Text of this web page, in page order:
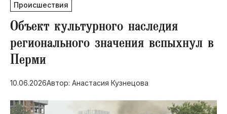
Молодежная столица РФ
СВО
Социальная поддержка
Инфраструктура
Благоустройство
Происшествия
​Объект культурного наследия
регионального значения вспыхнул в
Перми
10.06.2026Автор: Анастасия Кузнецова